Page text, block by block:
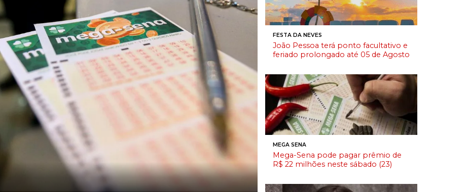
FESTA DA NEVES
João Pessoa terá ponto facultativo e
feriado prolongado até 05 de Agosto
MEGA SENA
Mega-Sena pode pagar prêmio de
R$ 22 milhões neste sábado (23)